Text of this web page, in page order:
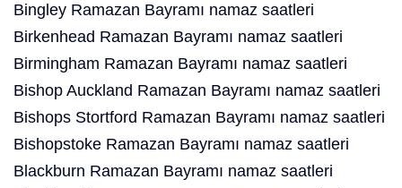
Bingley Ramazan Bayramı namaz saatleri
Birkenhead Ramazan Bayramı namaz saatleri
Birmingham Ramazan Bayramı namaz saatleri
Bishop Auckland Ramazan Bayramı namaz saatleri
Bishops Stortford Ramazan Bayramı namaz saatleri
Bishopstoke Ramazan Bayramı namaz saatleri
Blackburn Ramazan Bayramı namaz saatleri